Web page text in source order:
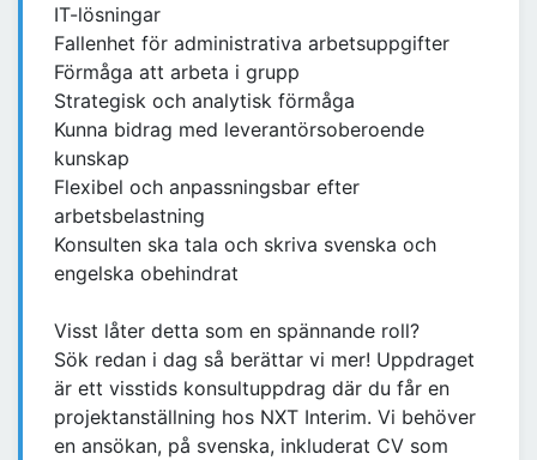
IT-lösningar
Fallenhet för administrativa arbetsuppgifter
Förmåga att arbeta i grupp
Strategisk och analytisk förmåga
Kunna bidrag med leverantörsoberoende
kunskap
Flexibel och anpassningsbar efter
arbetsbelastning
Konsulten ska tala och skriva svenska och
engelska obehindrat
Visst låter detta som en spännande roll?
Sök redan i dag så berättar vi mer! Uppdraget
är ett visstids konsultuppdrag där du får en
projektanställning hos NXT Interim. Vi behöver
en ansökan, på svenska, inkluderat CV som